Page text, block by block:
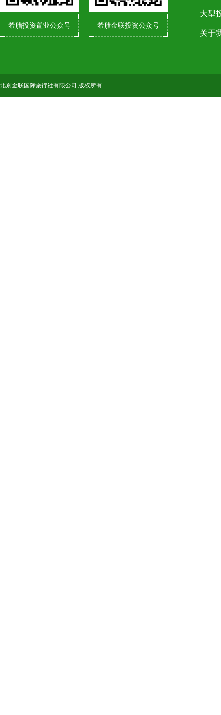
希腊投资置业公众号 希腊金联投资公众号
大型
关于
北京金联国际旅行社有限公司 版权所有